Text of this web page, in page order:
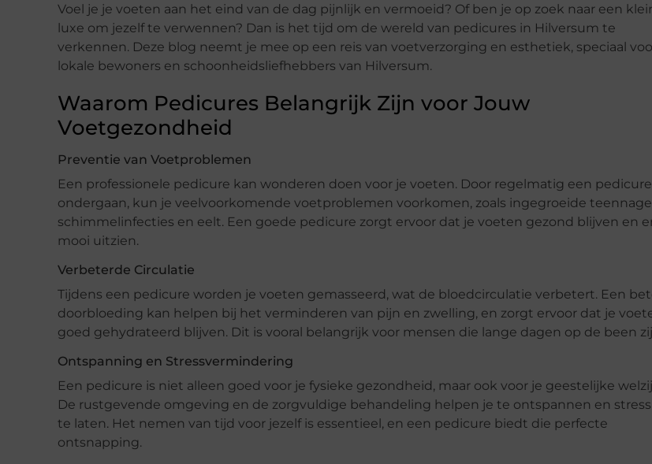
Voel je je voeten aan het eind van de dag pijnlijk en vermoeid? Of ben je op zoek naar een
luxe om jezelf te verwennen? Dan is het tijd om de wereld van pedicures in Hilversum te
verkennen. Deze blog neemt je mee op een reis van voetverzorging en esthetiek, speciaal
lokale bewoners en schoonheidsliefhebbers van Hilversum.
Waarom Pedicures Belangrijk Zijn voor Jouw
Voetgezondheid
Preventie van Voetproblemen
Een professionele pedicure kan wonderen doen voor je voeten. Door regelmatig een
ondergaan, kun je veelvoorkomende voetproblemen voorkomen, zoals ingegroeide
schimmelinfecties en eelt. Een goede pedicure zorgt ervoor dat je voeten gezond blijven en
mooi uitzien.
Verbeterde Circulatie
Tijdens een pedicure worden je voeten gemasseerd, wat de bloedcirculatie verbetert. Een
doorbloeding kan helpen bij het verminderen van pijn en zwelling, en zorgt ervoor dat je
goed gehydrateerd blijven. Dit is vooral belangrijk voor mensen die lange dagen op de been
Ontspanning en Stressvermindering
Een pedicure is niet alleen goed voor je fysieke gezondheid, maar ook voor je geestelijke
De rustgevende omgeving en de zorgvuldige behandeling helpen je te ontspannen en stress
te laten. Het nemen van tijd voor jezelf is essentieel, en een pedicure biedt die perfecte
ontsnapping.